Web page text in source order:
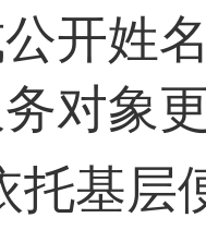
开姓
对象
托基层